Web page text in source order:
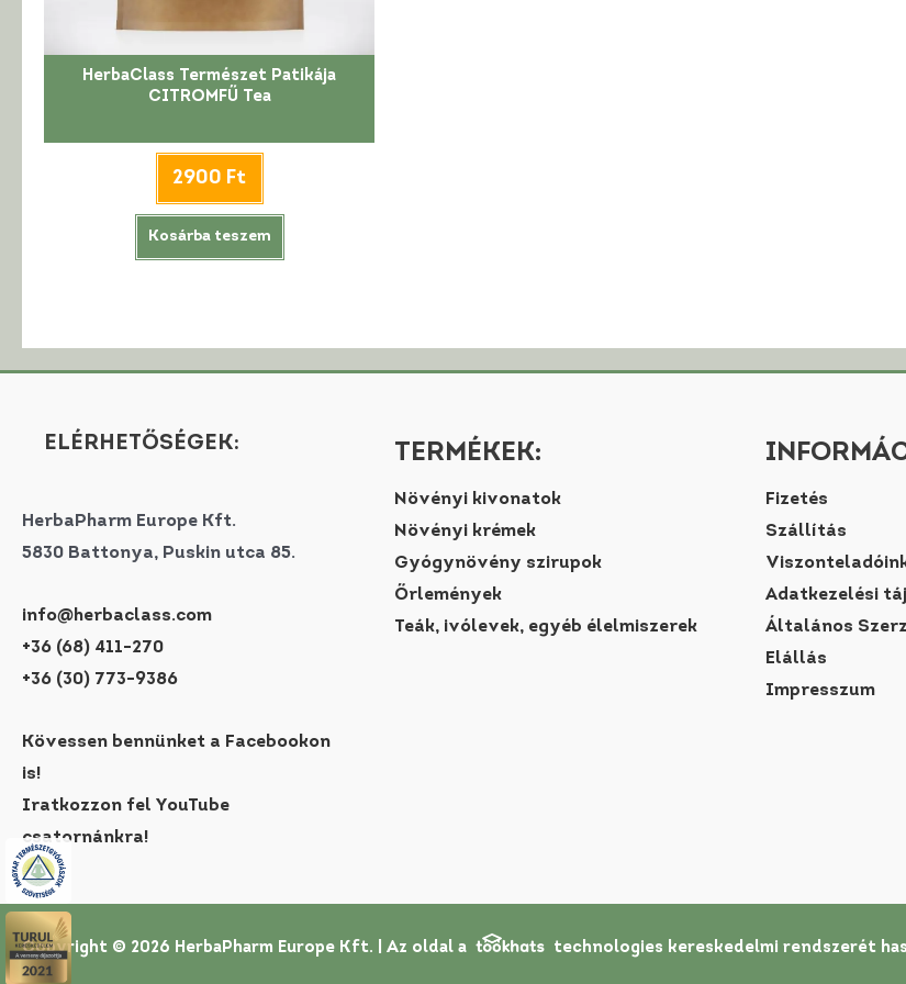
HerbaClass Természet Patikája
CITROMFŰ Tea
2900 Ft
Kosárba teszem
ELÉRHETŐSÉGEK:
HerbaPharm Europe Kft.
5830 Battonya, Puskin utca 85.
info@herbaclass.com
+36 (68) 411-270
+36 (30) 773-9386
Kövessen bennünket a Facebookon
is!
Iratkozzon fel YouTube
csatornánkra!
TERMÉKEK:
Növényi kivonatok
Növényi krémek
Gyógynövény szirupok
Őrlemények
Teák, ivólevek, egyéb élelmiszerek
Fizetés
Szállítás
Adatkezelési
Általános
Elállás
Impresszum
Copyright © 2026 HerbaPharm Europe Kft. | Az oldal a technologies kereskedelmi rendszerét